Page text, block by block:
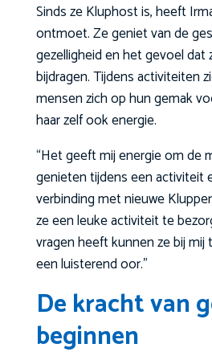
Sinds ze Kluphost is, heeft
ontmoet. Ze geniet van de
gezelligheid en het gevoel dat
bijdragen. Tijdens activiteiten
mensen zich op hun gemak
haar zelf ook energie.
“Het geeft mij energie om de
genieten tijdens een activiteit
verbinding met nieuwe
ze een leuke activiteit te
vragen heeft kunnen ze bij
een luisterend oor.”
De kracht van
beginnen